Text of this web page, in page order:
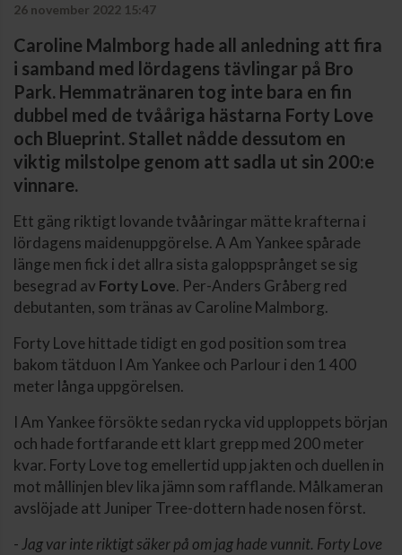
26 november 2022 15:47
Caroline Malmborg hade all anledning att fira
i samband med lördagens tävlingar på Bro
Park. Hemmatränaren tog inte bara en fin
dubbel med de tvååriga hästarna Forty Love
och Blueprint. Stallet nådde dessutom en
viktig milstolpe genom att sadla ut sin 200:e
vinnare.
Ett gäng riktigt lovande tvååringar mätte krafterna i
lördagens maidenuppgörelse. A Am Yankee spårade
länge men fick i det allra sista galoppsprånget se sig
besegrad av Forty Love. Per-Anders Gråberg red
debutanten, som tränas av Caroline Malmborg.
Forty Love hittade tidigt en god position som trea
bakom tätduon I Am Yankee och Parlour i den 1 400
meter långa uppgörelsen.
I Am Yankee försökte sedan rycka vid upploppets början
och hade fortfarande ett klart grepp med 200 meter
kvar. Forty Love tog emellertid upp jakten och duellen in
mot mållinjen blev lika jämn som rafflande. Målkameran
avslöjade att Juniper Tree-dottern hade nosen först.
- Jag var inte riktigt säker på om jag hade vunnit. Forty Love